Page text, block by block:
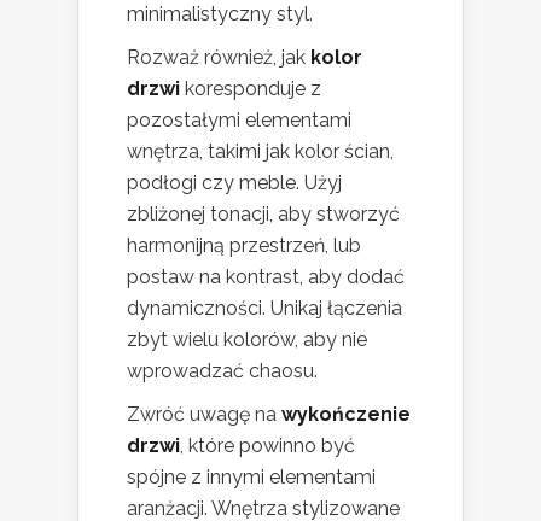
minimalistyczny styl.
Rozważ również, jak kolor
drzwi koresponduje z
pozostałymi elementami
wnętrza, takimi jak kolor ścian,
podłogi czy meble. Użyj
zbliżonej tonacji, aby stworzyć
harmonijną przestrzeń, lub
postaw na kontrast, aby dodać
dynamiczności. Unikaj łączenia
zbyt wielu kolorów, aby nie
wprowadzać chaosu.
Zwróć uwagę na wykończenie
drzwi, które powinno być
spójne z innymi elementami
aranżacji. Wnętrza stylizowane